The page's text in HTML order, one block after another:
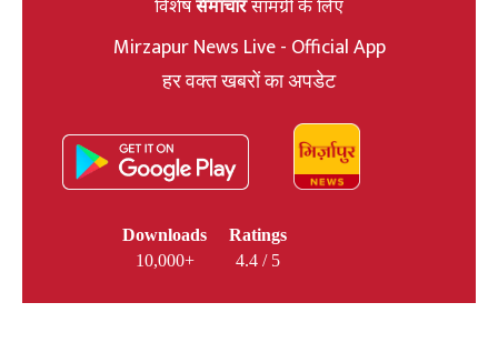
विशेषसमाचारसामग्री के लिए
Mirzapur News Live - Official App
हर वक्त खबरों का अपडेट
Downloads
10,000+
Ratings
4.4 / 5